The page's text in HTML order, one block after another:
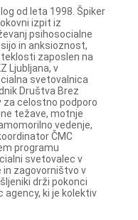
od leta 1998. Špiker
izpit iz
psihosocialne
in anksioznost,
zaposlen na
Ljubljana, v
svetovalnica
Društva Brez
za celostno podporo
težave, motnje
vedenje,
ČMC
programu
svetovalec v
in zagovorništvo v
drži pokonci
ki je kolektiv